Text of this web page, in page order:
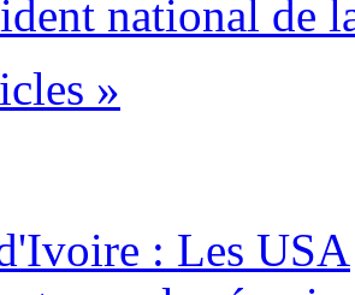
national de
»